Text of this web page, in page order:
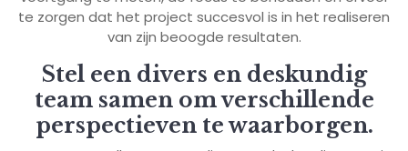
te zorgen dat het project succesvol is in het realiseren
van zijn beoogde resultaten.
Stel een divers en deskundig
team samen om verschillende
perspectieven te waarborgen.